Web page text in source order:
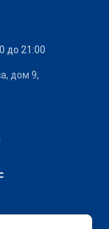
до 21:00
дом 9,